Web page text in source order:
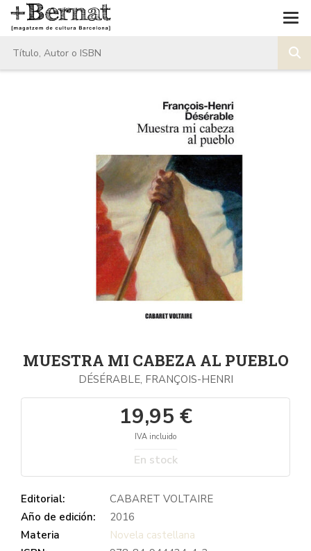
MUESTRA MI CABEZA AL PUEBLO
DÉSÉRABLE, FRANÇOIS-HENRI
19,95 €
IVA incluido
En stock
Editorial:
CABARET VOLTAIRE
Año de edición:
2016
Materia
Novela castellana